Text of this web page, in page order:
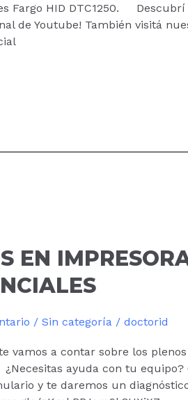
Fargo HID DTC1250.
de Youtube! También visitá
EN
/ Sin categoría/ doctorid
vamos a contar sobre los
ayuda con tu equipo?
y te daremos un